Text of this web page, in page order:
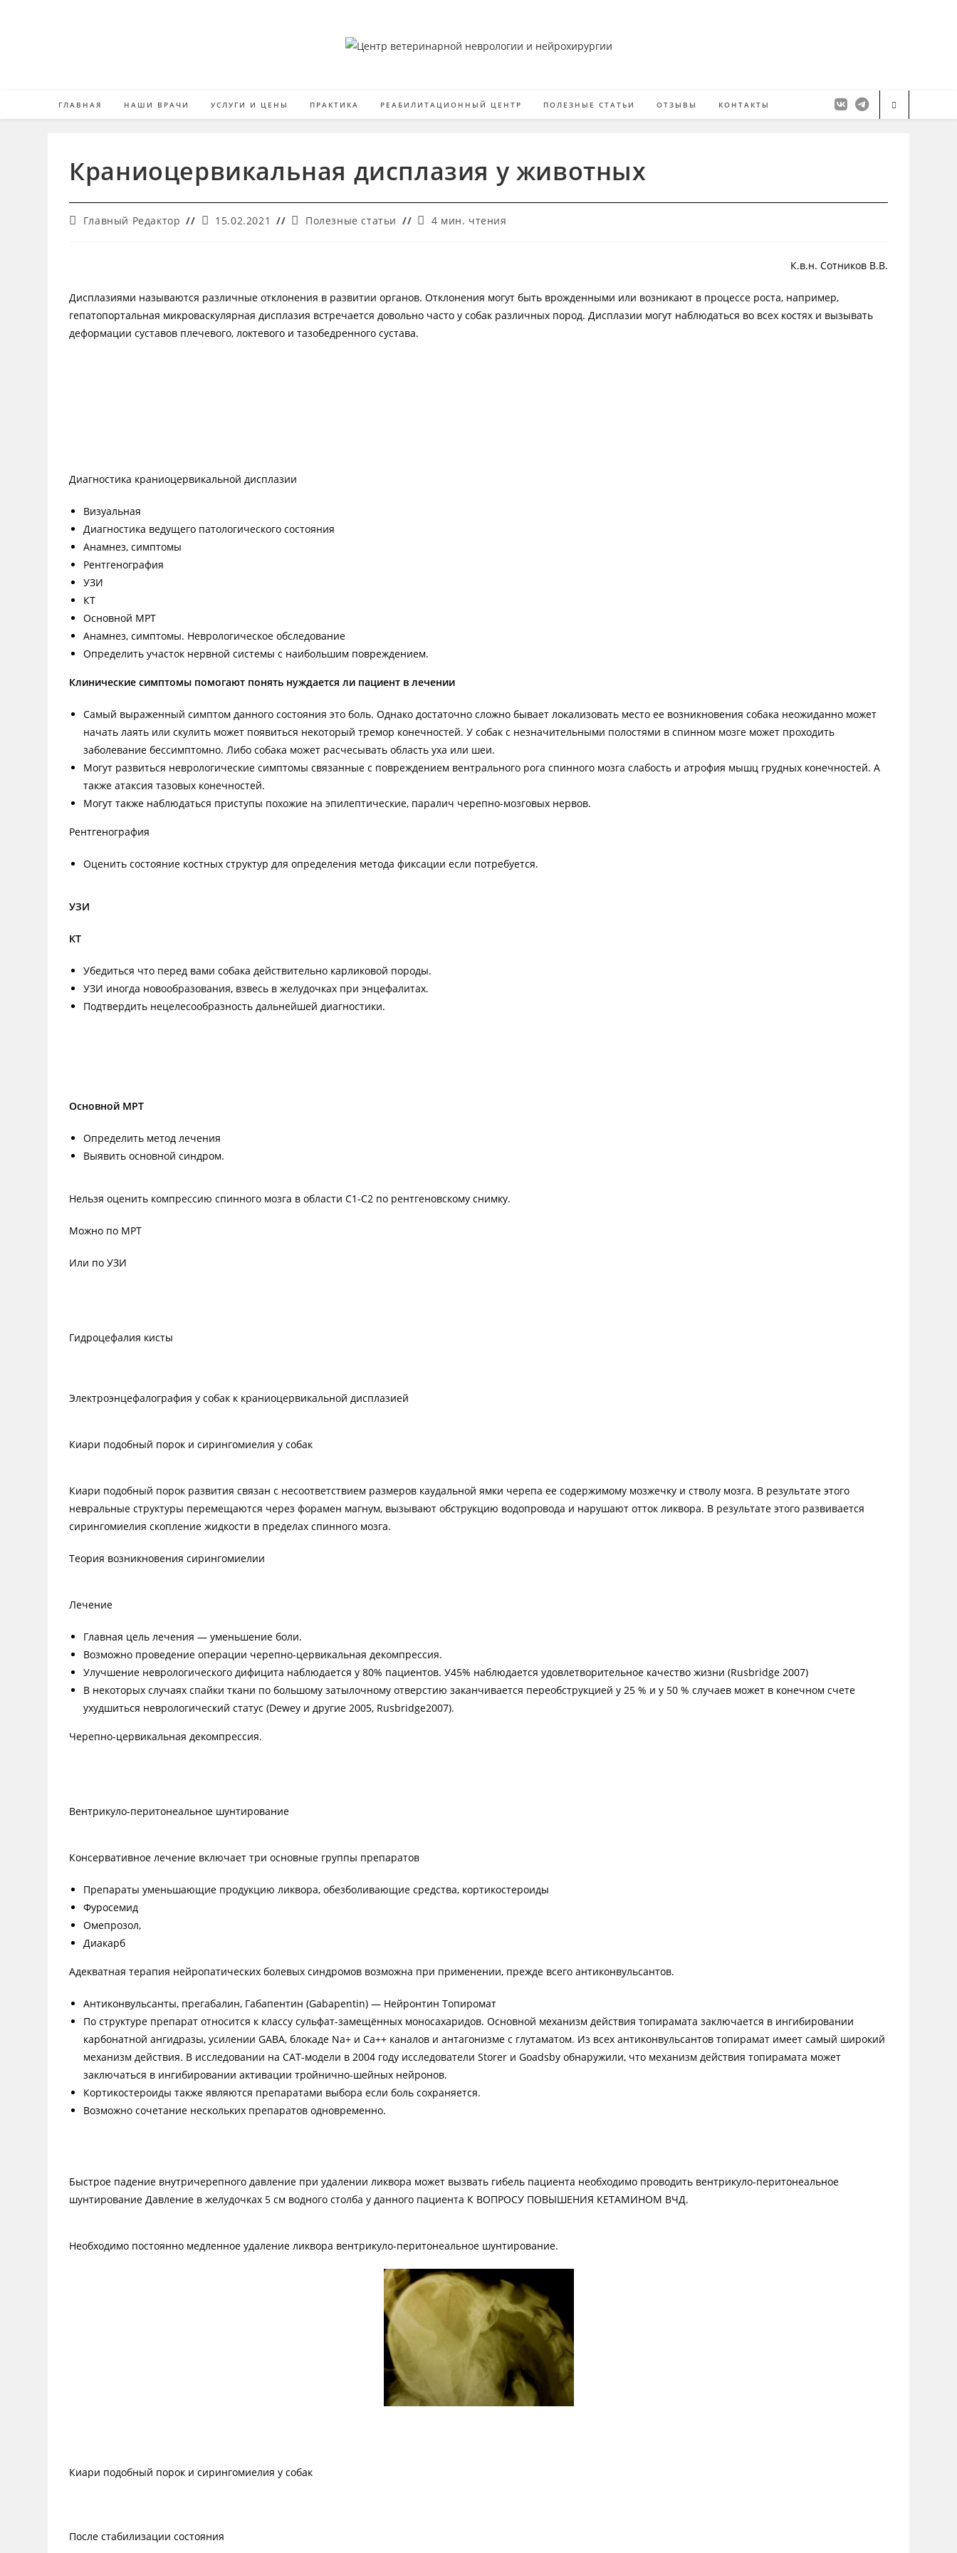
ГЛАВНАЯ НАШИ ВРАЧИ УСЛУГИ И ЦЕНЫ ПРАКТИКА РЕАБИЛИТАЦИОННЫЙ ЦЕНТР ПОЛЕЗНЫЕ СТАТЬИ ОТЗЫВЫ КОНТАКТЫ
Краниоцервикальная дисплазия у животных
АвторГлавный Редактор
Запись
15.02.2021
Рубрика
Полезные статьи
Время
4 мин. чтения
К.в.н. Сотников В.В.
Дисплазиями называются различные отклонения в развитии органов. Отклонения могут быть врожденными или возникают в процессе роста, например,
гепатопортальная микроваскулярная дисплазия встречается довольно часто у собак различных пород. Дисплазии могут наблюдаться во всех костях и вызывать
деформации суставов плечевого, локтевого и тазобедренного сустава.
Диагностика краниоцервикальной дисплазии
Визуальная
Диагностика ведущего патологического состояния
Анамнез, симптомы
Рентгенография
УЗИ
КТ
Основной МРТ
Анамнез, симптомы. Неврологическое обследование
Определить участок нервной системы с наибольшим повреждением.
Клинические симптомы помогают понять нуждается ли пациент в лечении
Самый выраженный симптом данного состояния это боль. Однако достаточно сложно бывает локализовать место ее возникновения собака неожиданно может
начать лаять или скулить может появиться некоторый тремор конечностей. У собак с незначительными полостями в спинном мозге может проходить
заболевание бессимптомно. Либо собака может расчесывать область уха или шеи.
Могут развиться неврологические симптомы связанные с повреждением вентрального рога спинного мозга слабость и атрофия мышц грудных конечностей. А
также атаксия тазовых конечностей.
Могут также наблюдаться приступы похожие на эпилептические, паралич черепно-мозговых нервов.
Рентгенография
Оценить состояние костных структур для определения метода фиксации если потребуется.
УЗИ
КТ
Убедиться что перед вами собака действительно карликовой породы.
УЗИ иногда новообразования, взвесь в желудочках при энцефалитах.
Подтвердить нецелесообразность дальнейшей диагностики.
Основной МРТ
Определить метод лечения
Выявить основной синдром.
Нельзя оценить компрессию спинного мозга в области С1-С2 по рентгеновскому снимку.
Можно по МРТ
Или по УЗИ
Гидроцефалия кисты
Электроэнцефалография у собак к краниоцервикальной дисплазией
Киари подобный порок и сирингомиелия у собак
Киари подобный порок развития связан с несоответствием размеров каудальной ямки черепа ее содержимому мозжечку и стволу мозга. В результате этого
невральные структуры перемещаются через форамен магнум, вызывают обструкцию водопровода и нарушают отток ликвора. В результате этого развивается
сирингомиелия скопление жидкости в пределах спинного мозга.
Теория возникновения сирингомиелии
Лечение
Главная цель лечения — уменьшение боли.
Возможно проведение операции черепно-цервикальная декомпрессия.
Улучшение неврологического дифицита наблюдается у 80% пациентов. У45% наблюдается удовлетворительное качество жизни (Rusbridge 2007)
В некоторых случаях спайки ткани по большому затылочному отверстию заканчивается переобструкцией у 25 % и у 50 % случаев может в конечном счете
ухудшиться неврологический статус (Dewey и другие 2005, Rusbridge2007).
Черепно-цервикальная декомпрессия.
Вентрикуло-перитонеальное шунтирование
Консервативное лечение включает три основные группы препаратов
Препараты уменьшающие продукцию ликвора, обезболивающие средства, кортикостероиды
Фуросемид
Омепрозол,
Диакарб
Адекватная терапия нейропатических болевых синдромов возможна при применении, прежде всего антиконвульсантов.
Антиконвульсанты, прегабалин, Габапентин (Gabapentin) — Нейронтин Топиромат
По структуре препарат относится к классу сульфат-замещённых моносахаридов. Основной механизм действия топирамата заключается в ингибировании
карбонатной ангидразы, усилении GABA, блокаде Na+ и Ca++ каналов и антагонизме с глутаматом. Из всех антиконвульсантов топирамат имеет самый широкий
механизм действия. В исследовании на CAT-модели в 2004 году исследователи Storer и Goadsby обнаружили, что механизм действия топирамата может
заключаться в ингибировании активации тройнично-шейных нейронов.
Кортикостероиды также являются препаратами выбора если боль сохраняется.
Возможно сочетание нескольких препаратов одновременно.
Быстрое падение внутричерепного давление при удалении ликвора может вызвать гибель пациента необходимо проводить вентрикуло-перитонеальное
шунтирование Давление в желудочках 5 см водного столба у данного пациента К ВОПРОСУ ПОВЫШЕНИЯ КЕТАМИНОМ ВЧД.
Необходимо постоянно медленное удаление ликвора вентрикуло-перитонеальное шунтирование.
Киари подобный порок и сирингомиелия у собак
После стабилизации состояния